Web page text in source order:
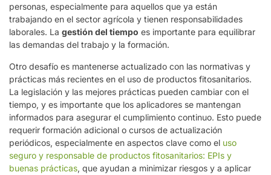
personas, especialmente para aquellos que ya están
trabajando en el sector agrícola y tienen responsabilidades
laborales. La gestión del tiempo es importante para equilibrar
las demandas del trabajo y la formación.
Otro desafío es mantenerse actualizado con las normativas y
prácticas más recientes en el uso de productos fitosanitarios.
La legislación y las mejores prácticas pueden cambiar con el
tiempo, y es importante que los aplicadores se mantengan
informados para asegurar el cumplimiento continuo. Esto puede
requerir formación adicional o cursos de actualización
periódicos, especialmente en aspectos clave como el uso
seguro y responsable de productos fitosanitarios: EPIs y
buenas prácticas, que ayudan a minimizar riesgos y a aplicar